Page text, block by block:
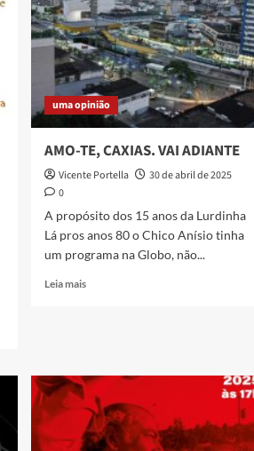
verde
uma opinião
AMO-TE, CAXIAS. VAI ADIANTE
Vicente Portella
30 de abril de 2025
0
A propósito dos 15 anos da Lurdinha
Lá pros anos 80 o Chico Anísio tinha
um programa na Globo, não...
Leia maisRead
VAI
ADIANTE